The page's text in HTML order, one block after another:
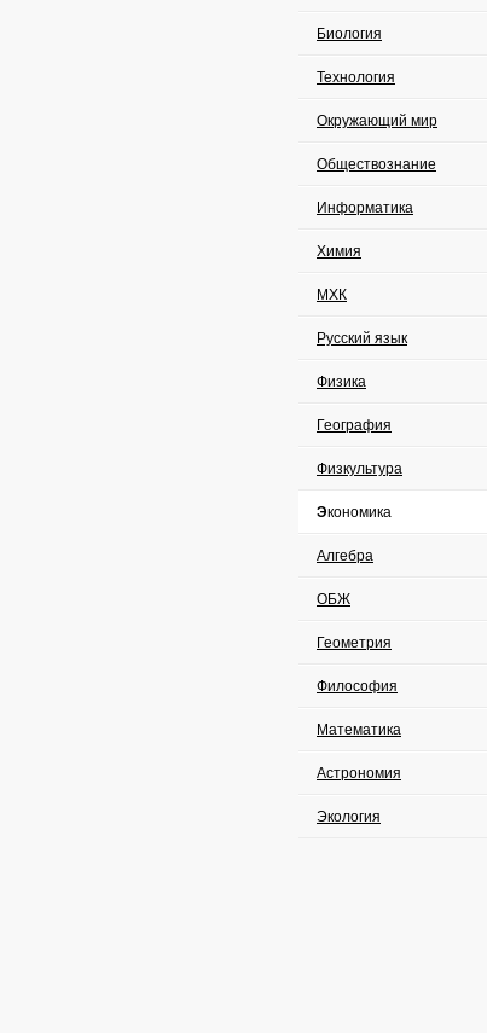
Биология
Технология
Окружающий мир
Обществознание
Информатика
Химия
МХК
Русский язык
Физика
География
Физкультура
Экономика
Алгебра
ОБЖ
Геометрия
Философия
Математика
Астрономия
Экология